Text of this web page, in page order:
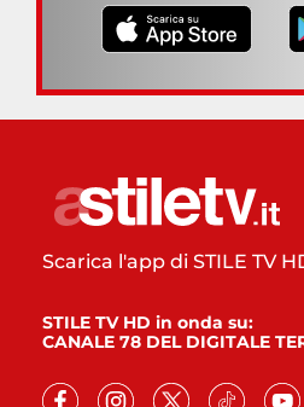
Scarica l'app di STILE TV
STILE TV HD in onda su:
CANALE 78 DEL DIGITALE